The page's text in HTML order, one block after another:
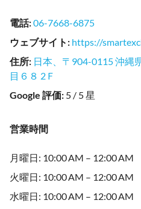
電話:06-7668-6875
ウェブサイト : https://
住所: 日本、〒904-0115 沖縄
目６８ 2Ｆ
Google 評価: 5 / 5 星
営業時間
月曜日: 10:00 AM – 12:00 AM
火曜日: 10:00 AM – 12:00 AM
水曜日: 10:00 AM – 12:00 AM